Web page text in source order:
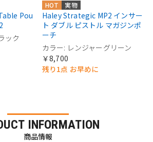
Pou
ック
実物
HOT
Haley Strategic MP2 インサー
ト ダブル ピストル マガジンポ
ーチ
カラー: レンジャーグリーン
￥8,700
残り1点 お早めに
INFORMATION
商品情報